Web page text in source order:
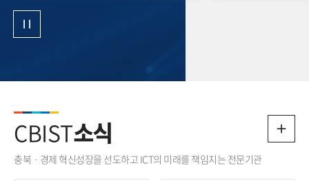
CBIST소식
충북ㆍ경제 혁신성장을 선도하고 ICT의 미래를 책임지는 전문기관